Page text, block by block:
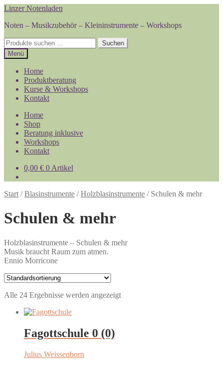
Zur
springen
Zum
springen
Linzer Notenladen
Noten – Musikzubehör – Kleininstrumente – Workshops
Suchen
nach:
Suchen
Menü
Home
Produktberatung
Kurse & Workshops
Kontakt
Home
Shop
Beratung inklusive
Workshops
Kontakt
0,00 € 0 Artikel
Start /Blasinstrumente /Holzblasinstrumente / Schulen & mehr
Schulen & mehr
Holzblasinstrumente – Schulen & mehr
Musik braucht Raum zum atmen.
Ennio Morricone
Alle 24 Ergebnisse werden angezeigt
Fagottschule 0 (0)
Julius Weissenborn